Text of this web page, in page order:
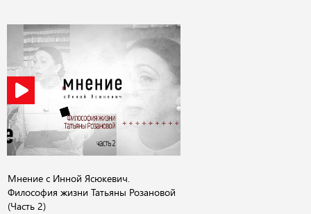
Мнение с Инной Ясюкевич.
Философия жизни Татьяны Розановой
(Часть 2)